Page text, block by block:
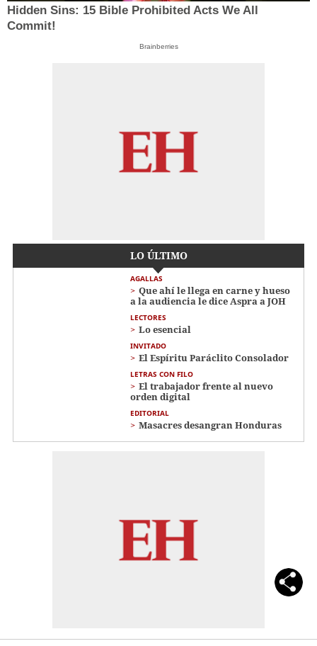
Hidden Sins: 15 Bible Prohibited Acts We All
Commit!
Brainberries
LO ÚLTIMO
AGALLAS
Que ahí le llega en carne y hueso
a la audiencia le dice Aspra a JOH
LECTORES
Lo esencial
INVITADO
El Espíritu Paráclito Consolador
LETRAS CON FILO
El trabajador frente al nuevo
orden digital
EDITORIAL
Masacres desangran Honduras